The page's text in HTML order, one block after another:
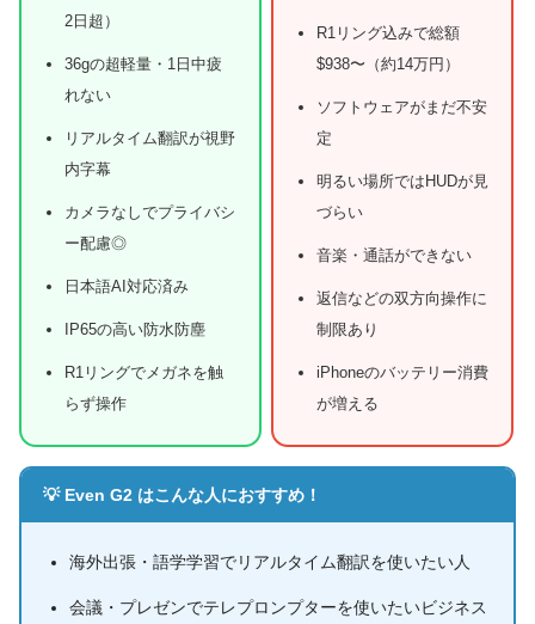
2日超）
36gの超軽量・1日中疲
れない
リアルタイム翻訳が視野
内字幕
カメラなしでプライバシ
ー配慮◎
日本語AI対応済み
IP65の高い防水防塵
R1リングでメガネを触
らず操作
R1リング込みで総額
$938〜（約14万円）
ソフトウェアがまだ不安
定
明るい場所ではHUDが見
づらい
音楽・通話ができない
返信などの双方向操作に
制限あり
iPhoneのバッテリー消費
が増える
💡 Even G2 はこんな人におすすめ！
海外出張・語学学習でリアルタイム翻訳を使いたい人
会議・プレゼンでテレプロンプターを使いたいビジネス